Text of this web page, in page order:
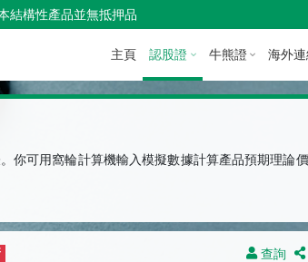
結構性產品並無抵押品
主頁 認股證 牛熊證 海外連
你可用窩輪計算機輸入模擬數據計算產品預期理論
查詢